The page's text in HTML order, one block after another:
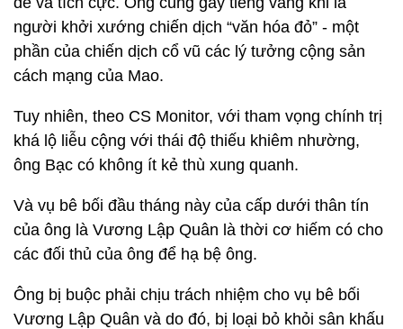
người khởi xướng chiến dịch “văn hóa đỏ” - một
phần của chiến dịch cổ vũ các lý tưởng cộng sản
cách mạng của Mao.
Tuy nhiên, theo CS Monitor, với tham vọng chính trị
khá lộ liễu cộng với thái độ thiếu khiêm nhường,
ông Bạc có không ít kẻ thù xung quanh.
Và vụ bê bối đầu tháng này của cấp dưới thân tín
của ông là Vương Lập Quân là thời cơ hiếm có cho
các đối thủ của ông để hạ bệ ông.
Ông bị buộc phải chịu trách nhiệm cho vụ bê bối
Vương Lập Quân và do đó, bị loại bỏ khỏi sân khấu